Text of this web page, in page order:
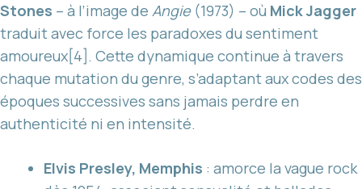
Stones – à l’image de Angie(1973) – où Mick Jagger
traduit avec force les paradoxes du sentiment
amoureux[4]. Cette dynamique continue à travers
chaque mutation du genre, s’adaptant aux codes des
époques successives sans jamais perdre en
authenticité ni en intensité.
Elvis Presley, Memphis : amorce la vague rock